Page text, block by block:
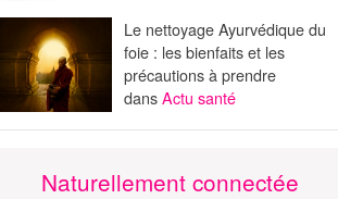
Le nettoyage Ayurvédique du
foie : les bienfaits et les
précautions à prendre
dansActu santé
Naturellement connectée